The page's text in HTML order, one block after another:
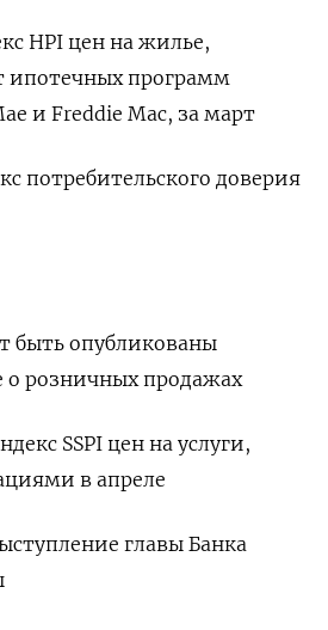
HPI цен на жилье,
ипотечных программ
​и Freddie ⁠Mac, за март
потребительского доверия
быть опубликованы
о розничных продажах
‌SSPI цен на услуги,
в апреле
главы Банка